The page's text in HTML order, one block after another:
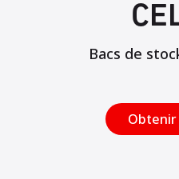
Bacs de
Obtenir